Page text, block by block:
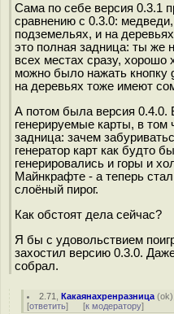
Сама по себе версия 0.3.1
сравнению с 0.3.0:
подземельях, и на
это полная задница: ты же
всех местах сразу, хорошо
можно было нажать кнопку
на деревьях тоже имеют
А потом была версия 0.4.0.
генерируемые карты, в том
задница: зачем
генератор карт как будто
генерировались и горы и
Майнкрафте - а теперь
слоёный пирог.
Как обстоят дела сейчас?
Я бы с удовольствием
захостил версию 0.3.0.
собрал.
2.71 ,Какаянахренразница (ok
[ответить] [к модератору]